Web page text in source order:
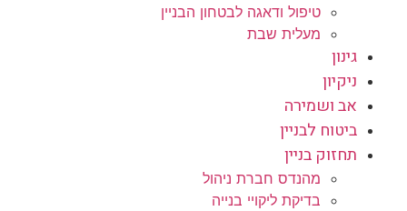
טיפול ודאגה לבטחון הבניין
מעלית שבת
גינון
ניקיון
אב ושמירה
ביטוח לבניין
תחזוק בניין
מהנדס חברת ניהול
בדיקת ליקויי בנייה